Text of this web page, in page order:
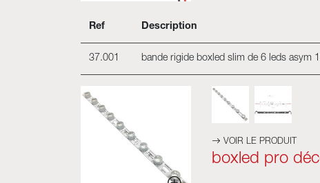
Ref Description
37.001 bande rigide boxled slim de 6 leds asym
VOIR LE PRODUIT
boxled pro